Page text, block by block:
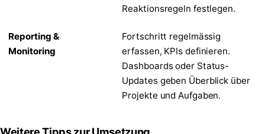
Reaktionsregeln festlegen.
Reporting &
Monitoring
Fortschritt regelmässig
erfassen, KPIs definieren.
Dashboards oder Status-
Updates geben Überblick über
Projekte und Aufgaben.